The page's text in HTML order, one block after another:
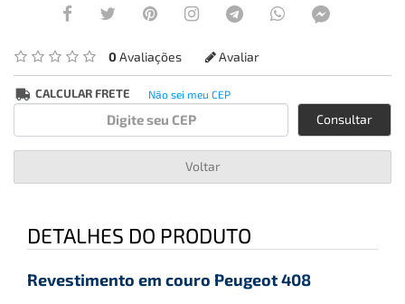
0Avaliações Avaliar
CALCULAR FRETE Não sei meu CEP
Consultar
Voltar
DETALHES DO PRODUTO
Revestimento em couro Peugeot 408